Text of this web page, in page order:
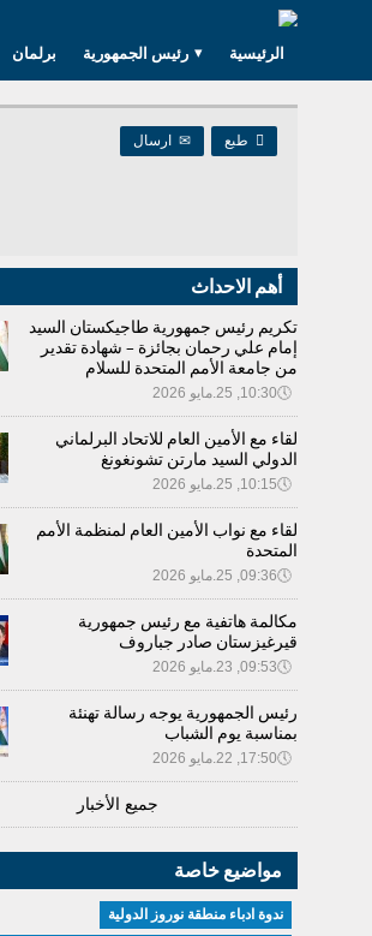
برلمان رئيس الجمهورية الرئيسية
 طبع ✉ ارسال
أهم الاحداث
تكريم رئيس جمهورية طاجيكستان السيد
إمام علي رحمان بجائزة – شهادة تقدير
من جامعة الأمم المتحدة للسلام
🕔10:30, 25.مايو 2026
لقاء مع الأمين العام للاتحاد البرلماني
الدولي السيد مارتن تشونغونغ
🕔10:15, 25.مايو 2026
لقاء مع نواب الأمين العام لمنظمة الأمم
المتحدة
🕔09:36, 25.مايو 2026
مكالمة هاتفية مع رئيس جمهورية
قيرغيزستان صادر جباروف
🕔09:53, 23.مايو 2026
رئيس الجمهورية يوجه رسالة تهنئة
بمناسبة يوم الشباب
🕔17:50, 22.مايو 2026
جميع الأخبار
مواضيع خاصة
ندوة ادباء منطقة نوروز الدولية